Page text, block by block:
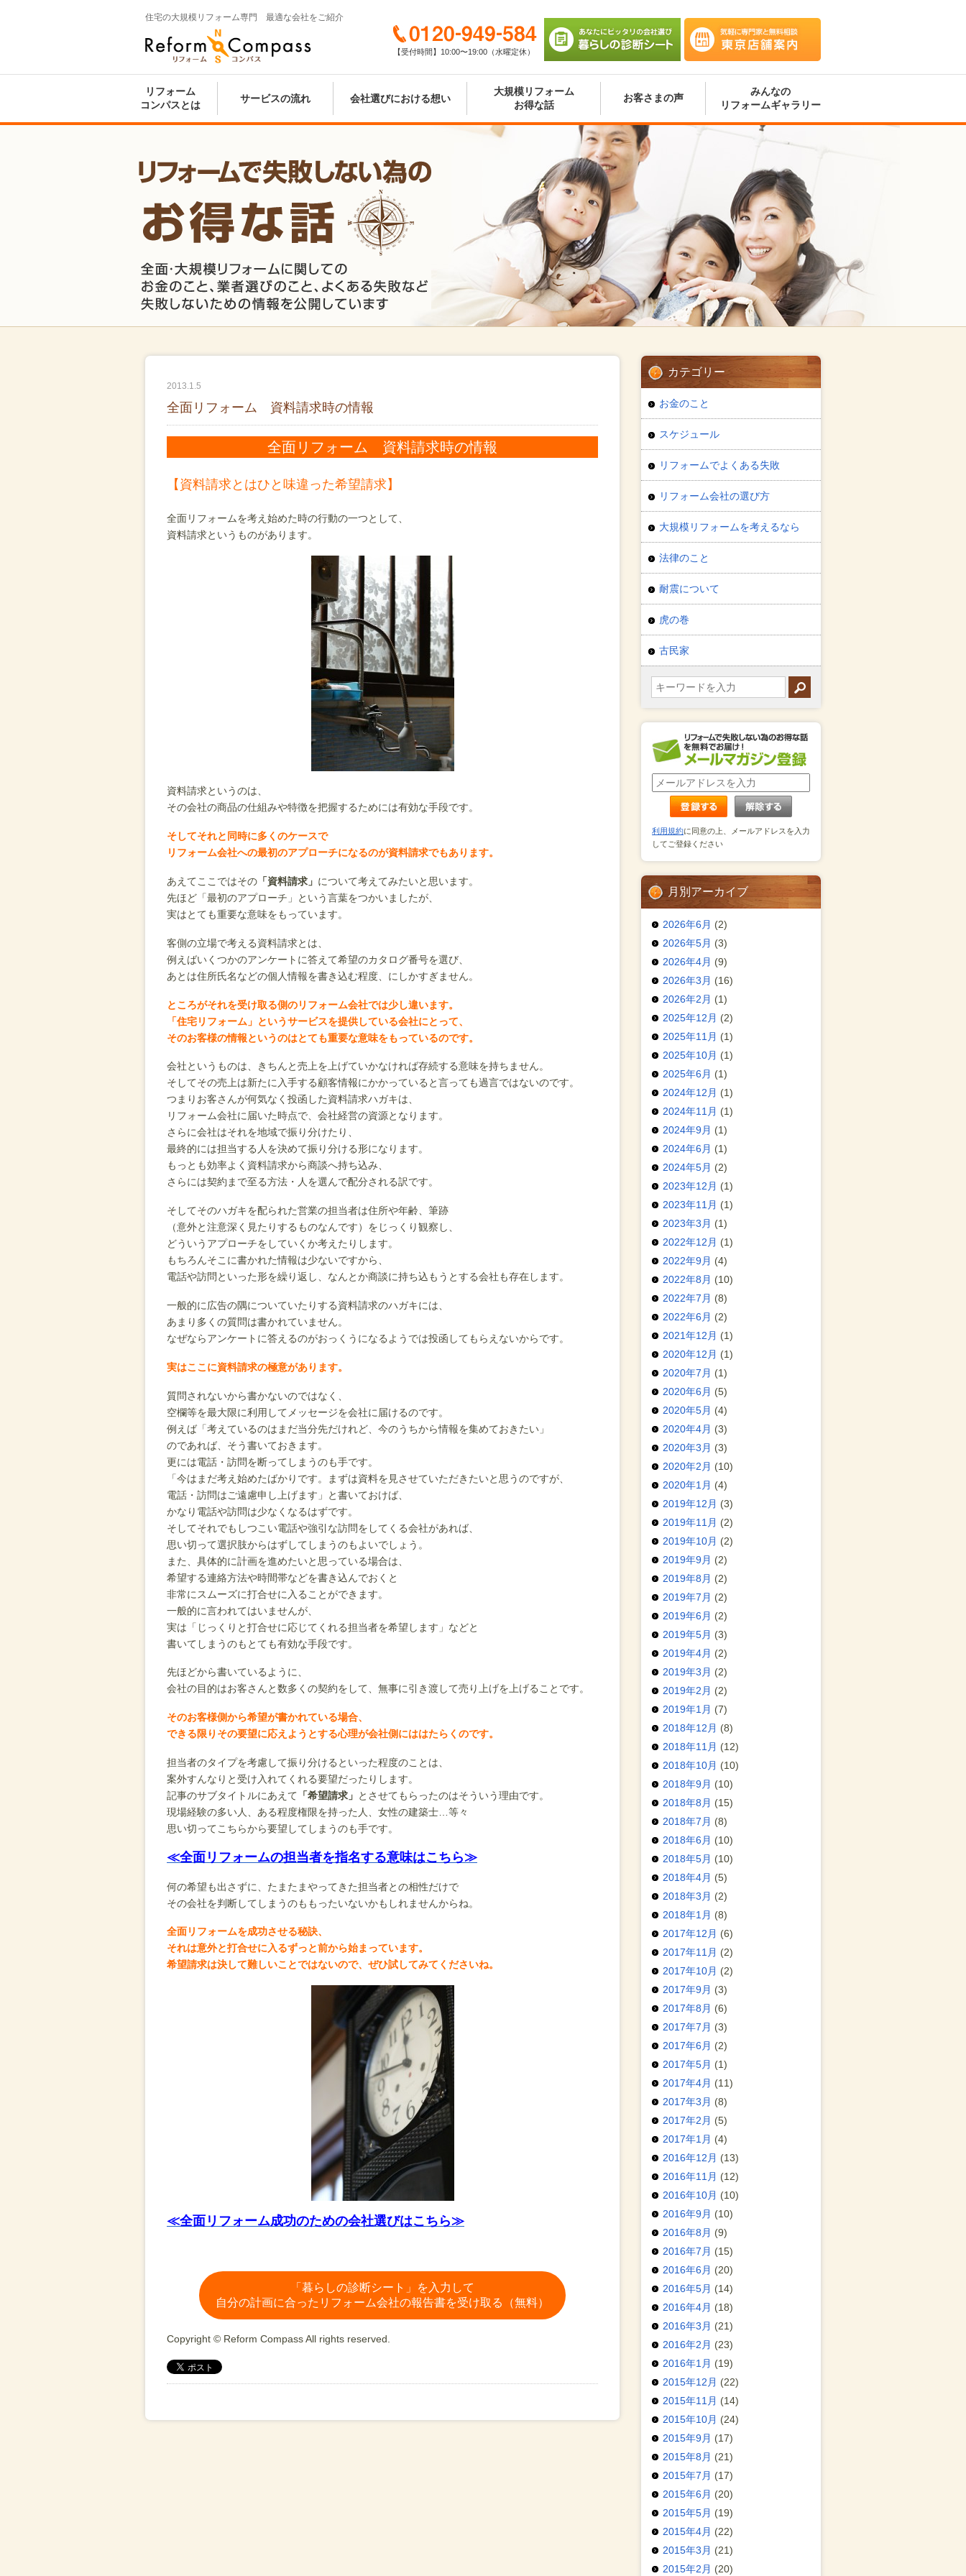
住宅の大規模リフォーム専門 最適な会社をご紹介
ス
店舗案内
び 暮らしの診断シート
0120-949-584
【受付時間】10:00〜19:00（水曜定休）
リフォーム
コンパスとは
サービスの流れ 会社選びにおける想い
大規模リフォーム
お得な話
お客さまの声
みんなの
リフォームギャラリー
2013.1.5
全面リフォーム 資料請求時の情報
全面リフォーム 資料請求時の情報
【資料請求とはひと味違った希望請求】
全面リフォームを考え始めた時の行動の一つとして、
資料請求というものがあります。
資料請求というのは、
その会社の商品の仕組みや特徴を把握するためには有効な手段です。
そしてそれと同時に多くのケースで
リフォーム会社への最初のアプローチになるのが資料請求でもあります。
あえてここではその 「資料請求」 について考えてみたいと思います。
先ほど「最初のアプローチ」という言葉をつかいましたが、
実はとても重要な意味をもっています。
客側の立場で考える資料請求とは、
例えばいくつかのアンケートに答えて希望のカタログ番号を選び、
あとは住所氏名などの個人情報を書き込む程度、にしかすぎません。
ところがそれを受け取る側のリフォーム会社では少し違います。
「住宅リフォーム」というサービスを提供している会社にとって、
そのお客様の情報というのはとても重要な意味をもっているのです。
会社というものは、きちんと売上を上げていかなければ存続する意味を持ちません。
そしてその売上は新たに入手する顧客情報にかかっていると言っても過言ではないのです。
つまりお客さんが何気なく投函した資料請求ハガキは、
リフォーム会社に届いた時点で、会社経営の資源となります。
さらに会社はそれを地域で振り分けたり、
最終的には担当する人を決めて振り分ける形になります。
もっとも効率よく資料請求から商談へ持ち込み、
さらには契約まで至る方法・人を選んで配分される訳です。
そしてそのハガキを配られた営業の担当者は住所や年齢、筆跡
（意外と注意深く見たりするものなんです）をじっくり観察し、
どういうアプローチをしていくか考えたりします。
もちろんそこに書かれた情報は少ないですから、
電話や訪問といった形を繰り返し、なんとか商談に持ち込もうとする会社も存在します。
一般的に広告の隅についていたりする資料請求のハガキには、
あまり多くの質問は書かれていません。
なぜならアンケートに答えるのがおっくうになるようでは投函してもらえないからです。
実はここに資料請求の極意があります。
質問されないから書かないのではなく、
空欄等を最大限に利用してメッセージを会社に届けるのです。
例えば「考えているのはまだ当分先だけれど、今のうちから情報を集めておきたい」
のであれば、そう書いておきます。
更には電話・訪問を断ってしまうのも手です。
「今はまだ考え始めたばかりです。まずは資料を見させていただきたいと思うのですが、
電話・訪問はご遠慮申し上げます」と書いておけば、
かなり電話や訪問は少なくなるはずです。
そしてそれでもしつこい電話や強引な訪問をしてくる会社があれば、
思い切って選択肢からはずしてしまうのもよいでしょう。
また、具体的に計画を進めたいと思っている場合は、
希望する連絡方法や時間帯などを書き込んでおくと
非常にスムーズに打合せに入ることができます。
一般的に言われてはいませんが、
実は「じっくりと打合せに応じてくれる担当者を希望します」などと
書いてしまうのもとても有効な手段です。
先ほどから書いているように、
会社の目的はお客さんと数多くの契約をして、無事に引き渡して売り上げを上げることです。
そのお客様側から希望が書かれている場合、
できる限りその要望に応えようとする心理が会社側にははたらくのです。
担当者のタイプを考慮して振り分けるといった程度のことは、
案外すんなりと受け入れてくれる要望だったりします。
記事のサブタイトルにあえて 「希望請求」 とさせてもらったのはそういう理由です。
現場経験の多い人、ある程度権限を持った人、女性の建築士…等々
思い切ってこちらから要望してしまうのも手です。
≪全面リフォームの担当者を指名する意味はこちら≫
何の希望も出さずに、たまたまやってきた担当者との相性だけで
その会社を判断してしまうのももったいないかもしれませんからね。
全面リフォームを成功させる秘訣、
それは意外と打合せに入るずっと前から始まっています。
希望請求は決して難しいことではないので、ぜひ試してみてくださいね。
≪全面リフォーム成功のための会社選びはこちら≫
「暮らしの診断シート」を入力して
自分の計画に合ったリフォーム会社の報告書を受け取る（無料）
Copyright © Reform Compass All rights reserved.
カテゴリー
お金のこと
スケジュール
リフォームでよくある失敗
リフォーム会社の選び方
大規模リフォームを考えるなら
法律のこと
耐震について
虎の巻
古民家
利用規約に同意の上、メールアドレスを入力
してご登録ください
月別アーカイブ
2026年6月 (2)
2026年5月 (3)
2026年4月 (9)
2026年3月 (16)
2026年2月 (1)
2025年12月 (2)
2025年11月 (1)
2025年10月 (1)
2025年6月 (1)
2024年12月 (1)
2024年11月 (1)
2024年9月 (1)
2024年6月 (1)
2024年5月 (2)
2023年12月 (1)
2023年11月 (1)
2023年3月 (1)
2022年12月 (1)
2022年9月 (4)
2022年8月 (10)
2022年7月 (8)
2022年6月 (2)
2021年12月 (1)
2020年12月 (1)
2020年7月 (1)
2020年6月 (5)
2020年5月 (4)
2020年4月 (3)
2020年3月 (3)
2020年2月 (10)
2020年1月 (4)
2019年12月 (3)
2019年11月 (2)
2019年10月 (2)
2019年9月 (2)
2019年8月 (2)
2019年7月 (2)
2019年6月 (2)
2019年5月 (3)
2019年4月 (2)
2019年3月 (2)
2019年2月 (2)
2019年1月 (7)
2018年12月 (8)
2018年11月 (12)
2018年10月 (10)
2018年9月 (10)
2018年8月 (15)
2018年7月 (8)
2018年6月 (10)
2018年5月 (10)
2018年4月 (5)
2018年3月 (2)
2018年1月 (8)
2017年12月 (6)
2017年11月 (2)
2017年10月 (2)
2017年9月 (3)
2017年8月 (6)
2017年7月 (3)
2017年6月 (2)
2017年5月 (1)
2017年4月 (11)
2017年3月 (8)
2017年2月 (5)
2017年1月 (4)
2016年12月 (13)
2016年11月 (12)
2016年10月 (10)
2016年9月 (10)
2016年8月 (9)
2016年7月 (15)
2016年6月 (20)
2016年5月 (14)
2016年4月 (18)
2016年3月 (21)
2016年2月 (23)
2016年1月 (19)
2015年12月 (22)
2015年11月 (14)
2015年10月 (24)
2015年9月 (17)
2015年8月 (21)
2015年7月 (17)
2015年6月 (20)
2015年5月 (19)
2015年4月 (22)
2015年3月 (21)
2015年2月 (20)